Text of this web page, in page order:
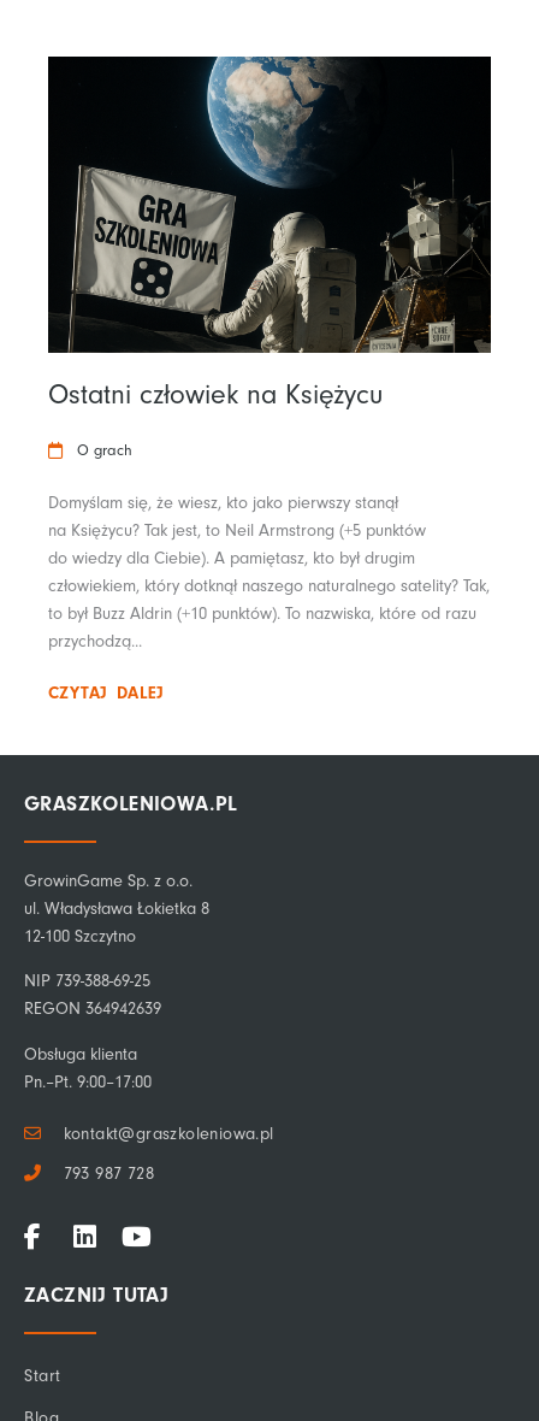
Ostatni człowiek na Księżycu
O grach
Domyślam się, że wiesz, kto jako pierwszy stanął
na Księżycu? Tak jest, to Neil Armstrong (+5 punktów
do wiedzy dla Ciebie). A pamiętasz, kto był drugim
człowiekiem, który dotknął naszego naturalnego satelity? Tak,
to był Buzz Aldrin (+10 punktów). To nazwiska, które od razu
przychodzą...
CZYTAJ DALEJ
GRASZKOLENIOWA.PL
GrowinGame Sp. z o.o.
ul. Władysława Łokietka 8
12-100 Szczytno
NIP 739-388-69-25
REGON 364942639
Obsługa klienta
Pn.–Pt. 9:00–17:00
kontakt@graszkoleniowa.pl
793 987 728
F
a
e
b
o
k
L
i
k
e
Y
o
t
ZACZNIJ TUTAJ
Start